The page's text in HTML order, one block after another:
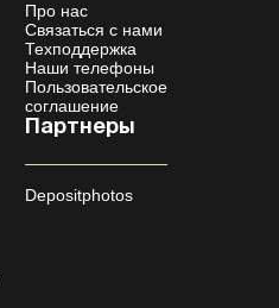
Про нас
Связаться с нами
Техподдержка
Наши телефоны
Пользовательское
соглашение
Партнеры
Depositphotos